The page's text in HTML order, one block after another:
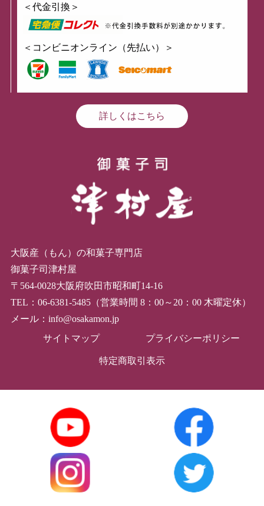
＜代金引換＞
＜コンビニオンライン（先払い）＞
詳しくはこちら
大阪産（もん）の和菓子専門店
御菓子司津村屋
〒564-0028大阪府吹田市昭和町14-16
TEL：06-6381-5485（営業時間 8：00～20：00 木曜定休）
メール：info@osakamon.jp
サイトマップ
プライバシーポリシー
特定商取引表示